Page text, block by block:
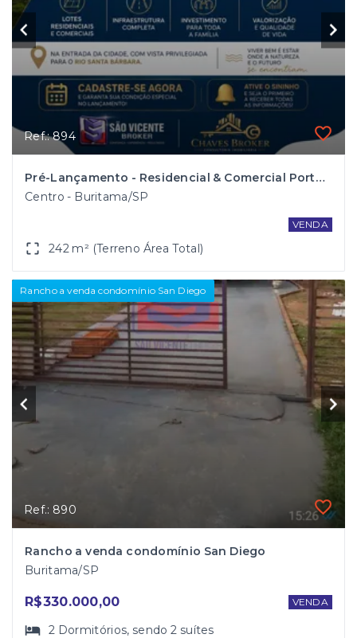
Ref.: 894
Pré-Lançamento - Residencial & Comercial Portal das Águas
Centro - Buritama/SP
VENDA
242 m² (Terreno Área Total)
Rancho a venda condomínio San Diego
Ref.: 890
Rancho a venda condomínio San Diego
Buritama/SP
R$330.000,00 VENDA
2 Dormitórios, sendo2 suítes